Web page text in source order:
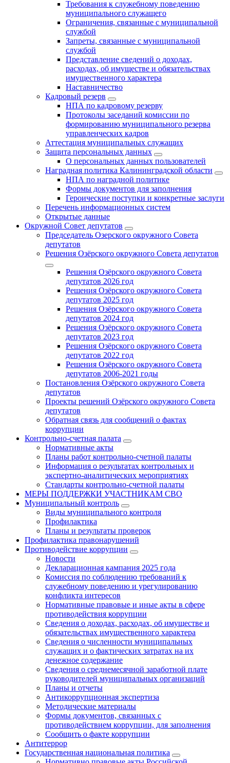
Требования к служебному поведению
муниципального служащего
Ограничения, связанные с муниципальной
службой
Запреты, связанные с муниципальной
службой
Представление сведений о доходах,
расходах, об имуществе и обязательствах
имущественного характера
Наставничество
Кадровый резерв
НПА по кадровому резерву
Протоколы заседаний комиссии по
формированию муниципального резерва
управленческих кадров
Аттестация муниципальных служащих
Защита персональных данных
О персональных данных пользователей
Наградная политика Калининградской области
НПА по наградной политике
Формы документов для заполнения
Героические поступки и конкретные заслуги
Перечень информационных систем
Открытые данные
Окружной Совет депутатов
Председатель Озерского окружного Совета
депутатов
Решения Озёрского окружного Совета депутатов
Решения Озёрского окружного Совета
депутатов 2026 год
Решения Озёрского окружного Совета
депутатов 2025 год
Решения Озёрского окружного Совета
депутатов 2024 год
Решения Озёрского окружного Совета
депутатов 2023 год
Решения Озёрского окружного Совета
депутатов 2022 год
Решения Озёрского окружного Совета
депутатов 2006-2021 годы
Постановления Озёрского окружного Совета
депутатов
Проекты решений Озёрского окружного Совета
депутатов
Обратная связь для сообщений о фактах
коррупции
Контрольно-счетная палата
Нормативные акты
Планы работ контрольно-счетной палаты
Информация о результатах контрольных и
экспертно-аналитических мероприятиях
Стандарты контрольно-счетной палаты
МЕРЫ ПОДДЕРЖКИ УЧАСТНИКАМ СВО
Муниципальный контроль
Виды муниципального контроля
Профилактика
Планы и результаты проверок
Профилактика правонарушений
Противодействие коррупции
Новости
Декларационная кампания 2025 года
Комиссия по соблюдению требований к
служебному поведению и урегулированию
конфликта интересов
Нормативные правовые и иные акты в сфере
противодействия коррупции
Сведения о доходах, расходах, об имуществе и
обязательствах имущественного характера
Сведения о численности муниципальных
служащих и о фактических затратах на их
денежное содержание
Сведения о среднемесячной заработной плате
руководителей муниципальных организаций
Планы и отчеты
Антикоррупционная экспертиза
Методические материалы
Формы документов, связанных с
противодействием коррупции, для заполнения
Сообщить о факте коррупции
Антитеррор
Государственная национальная политика